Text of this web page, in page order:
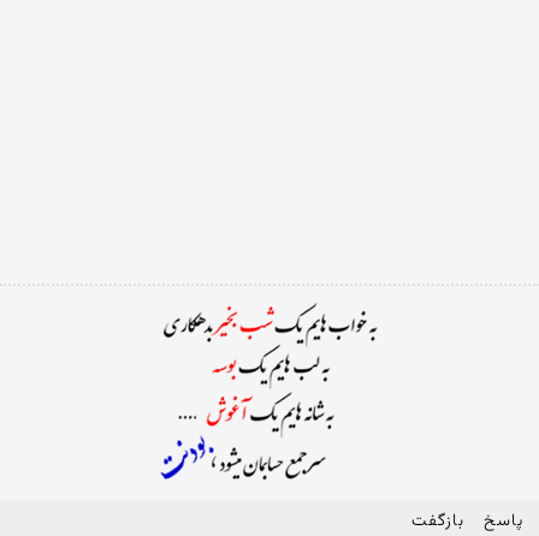
پاسخ بازگفت